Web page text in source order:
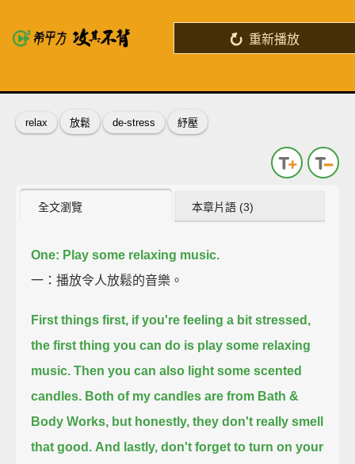
重新播放
這個學英文的秘訣，讓你成為高手！
了解詳情
relax 放鬆 de-stress 紓壓
全文瀏覽 本章片語 (3)
One: Play some relaxing music.
一：播放令人放鬆的音樂。
First things first, if you're feeling a bit stressed,
the first thing you can do is play some relaxing
music. Then you can also light some scented
candles. Both of my candles are from Bath &
Body Works, but honestly, they don't really smell
that good. And lastly, don't forget to turn on your